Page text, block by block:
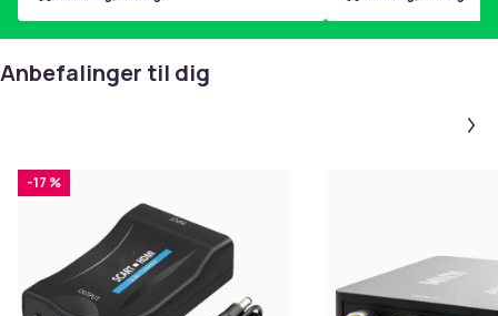
Anbefalinger til dig
-17 %